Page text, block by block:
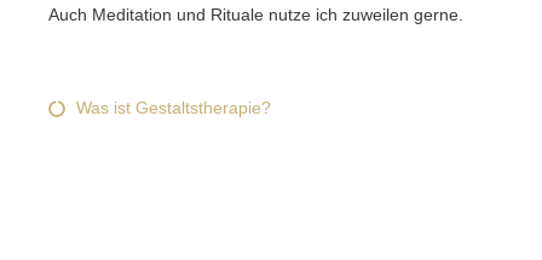
Auch Meditation und Rituale nutze ich zuweilen gerne.
Was ist Gestaltstherapie?